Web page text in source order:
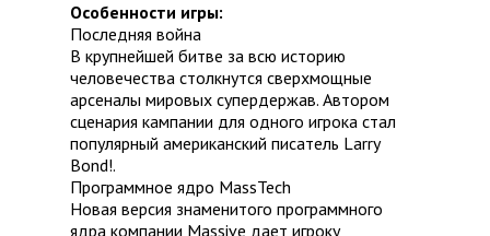
Особенности игры:
Последняя война
В крупнейшей битве за всю историю
человечества столкнутся сверхмощные
арсеналы мировых супердержав. Автором
сценария кампании для одного игрока стал
популярный американский писатель Larry
Bond!.
Программное ядро MassTech
Новая версия знаменитого программного
ядра компании Massive дает игроку